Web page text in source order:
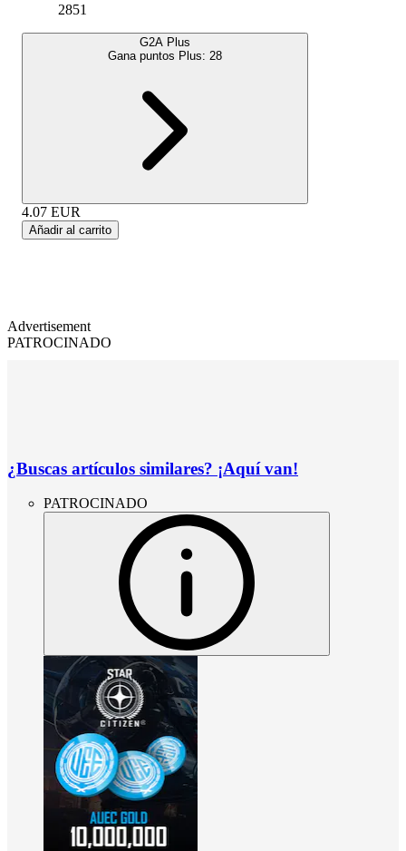
2851
G2A Plus
Gana puntos Plus: 28
4.07 EUR
Añadir al carrito
Advertisement
PATROCINADO
¿Buscas artículos similares? ¡Aquí van!
PATROCINADO